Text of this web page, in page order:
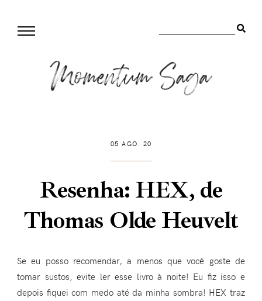
05 AGO. 20
Resenha: HEX, de
Thomas Olde Heuvelt
Se eu posso recomendar, a menos que você goste de
tomar sustos, evite ler esse livro à noite! Eu fiz isso e
depois fiquei com medo até da minha sombra! HEX traz